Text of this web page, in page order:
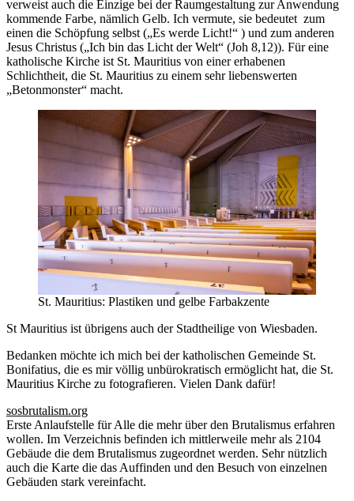
verweist auch die Einzige bei der Raumgestaltung zur Anwendung
kommende Farbe, nämlich Gelb. Ich vermute, sie bedeutet zum
einen die Schöpfung selbst („Es werde Licht!“ ) und zum anderen
Jesus Christus („Ich bin das Licht der Welt“ (Joh 8,12)). Für eine
katholische Kirche ist St. Mauritius von einer erhabenen
Schlichtheit, die St. Mauritius zu einem sehr liebenswerten
„Betonmonster“ macht.
St. Mauritius: Plastiken und gelbe Farbakzente
St Mauritius ist übrigens auch der Stadtheilige von Wiesbaden.
Bedanken möchte ich mich bei der katholischen Gemeinde St.
Bonifatius, die es mir völlig unbürokratisch ermöglicht hat, die St.
Mauritius Kirche zu fotografieren. Vielen Dank dafür!
sosbrutalism.org
Erste Anlaufstelle für Alle die mehr über den Brutalismus erfahren
wollen. Im Verzeichnis befinden ich mittlerweile mehr als 2104
Gebäude die dem Brutalismus zugeordnet werden. Sehr nützlich
auch die Karte die das Auffinden und den Besuch von einzelnen
Gebäuden stark vereinfacht.